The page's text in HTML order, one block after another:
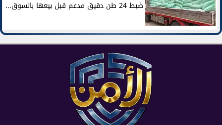
ضبط 24 طن دقيق مدعم قبل بيعها بالسوق...